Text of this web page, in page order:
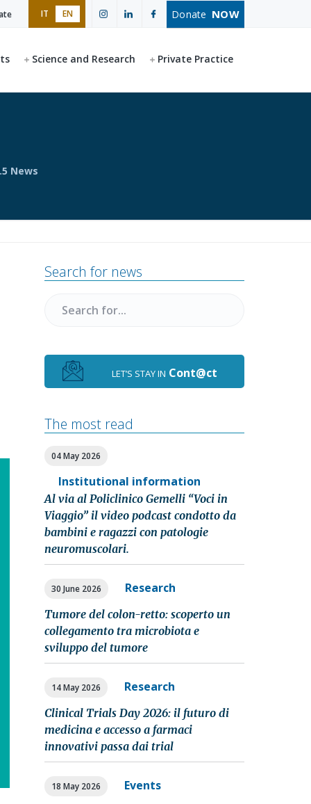
IT EN Donate NOW
Science and Research Private Practice
News
Sidebar
Search for news
LET’S STAY IN Cont@ct
The most read
04 May 2026
Institutional information
Al via al Policlinico Gemelli “Voci in
Viaggio” il video podcast condotto da
bambini e ragazzi con patologie
neuromuscolari.
30 June 2026 Research
Tumore del colon-retto: scoperto un
collegamento tra microbiota e
sviluppo del tumore
14 May 2026 Research
Clinical Trials Day 2026: il futuro di
medicina e accesso a farmaci
innovativi passa dai trial
18 May 2026 Events